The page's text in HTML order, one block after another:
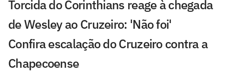
Torcida do Corinthians reage à chegada
de Wesley ao Cruzeiro: 'Não foi'
Confira escalação do Cruzeiro contra a
Chapecoense